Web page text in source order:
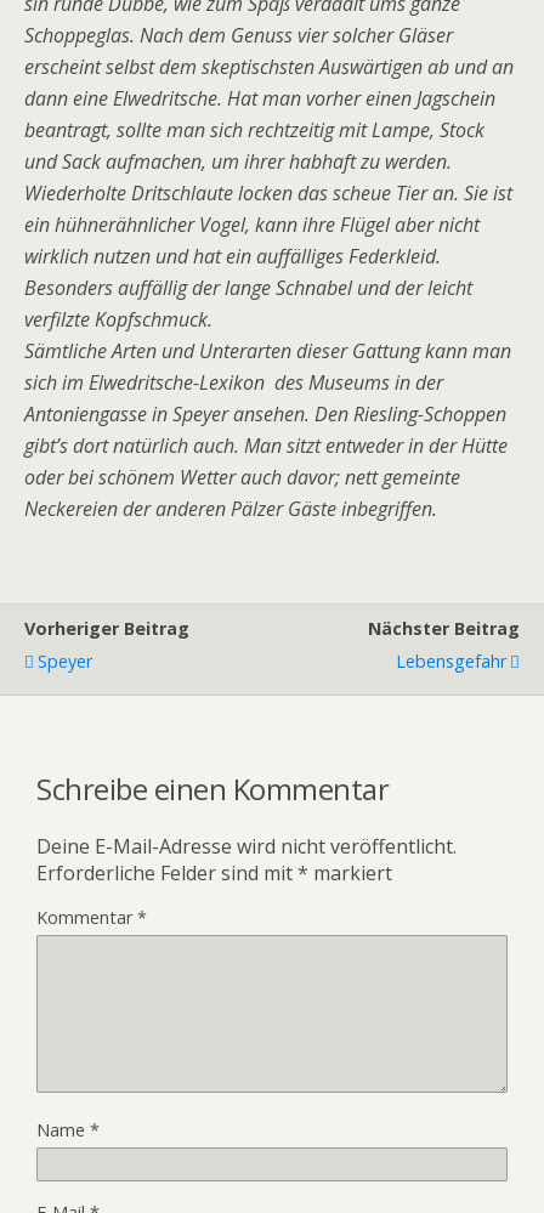
Schoppeglas. Nach dem Genuss vier solcher Gläser
erscheint selbst dem skeptischsten Auswärtigen ab und an
dann eine Elwedritsche. Hat man vorher einen Jagschein
beantragt, sollte man sich rechtzeitig mit Lampe, Stock
und Sack aufmachen, um ihrer habhaft zu werden.
Wiederholte Dritschlaute locken das scheue Tier an. Sie ist
ein hühnerähnlicher Vogel, kann ihre Flügel aber nicht
wirklich nutzen und hat ein auffälliges Federkleid.
Besonders auffällig der lange Schnabel und der leicht
verfilzte Kopfschmuck.
Sämtliche Arten und Unterarten dieser Gattung kann man
sich im Elwedritsche-Lexikon des Museums in der
Antoniengasse in Speyer ansehen. Den Riesling-Schoppen
gibt’s dort natürlich auch. Man sitzt entweder in der Hütte
oder bei schönem Wetter auch davor; nett gemeinte
Neckereien der anderen Pälzer Gäste inbegriffen.
Vorheriger Beitrag
Speyer
Nächster Beitrag
Lebensgefahr
Schreibe einen Kommentar
Deine E-Mail-Adresse wird nicht veröffentlicht.
Erforderliche Felder sind mit* markiert
Kommentar*
Name *